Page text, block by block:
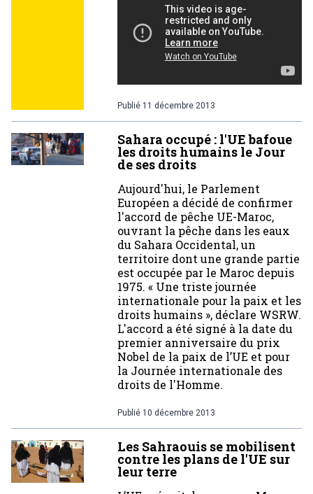
Publié 11 décembre 2013
Sahara occupé : l'UE bafoue
les droits humains le Jour
de ses droits
Aujourd'hui, le Parlement
Européen a décidé de confirmer
l'accord de pêche UE-Maroc,
ouvrant la pêche dans les eaux
du Sahara Occidental, un
territoire dont une grande partie
est occupée par le Maroc depuis
1975. « Une triste journée
internationale pour la paix et les
droits humains », déclare WSRW.
L'accord a été signé à la date du
premier anniversaire du prix
Nobel de la paix de l’UE et pour
la Journée internationale des
droits de l'Homme.
Publié 10 décembre 2013
Les Sahraouis se mobilisent
contre les plans de l'UE sur
leur terre